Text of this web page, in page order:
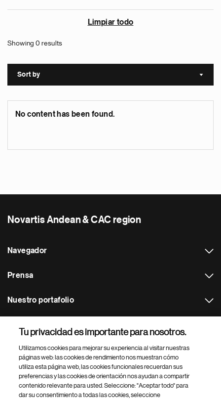
Limpiar todo
Showing 0 results
Sort by Sort
No content has been found.
Novartis Andean & CAC region
Navegador
Prensa
Nuestro portafolio
Footer Site Search
Tu privacidad es importante para nosotros.
Utilizamos cookies para mejorar su experiencia al visitar nuestras
páginas web: las cookies de rendimiento nos muestran cómo
utiliza esta página web, las cookies funcionales recuerdan sus
preferencias y las cookies de orientación nos ayudan a compartir
contenido relevante para usted. Seleccione: "Aceptar todo" para
dar su consentimiento a todas las cookies, seleccione